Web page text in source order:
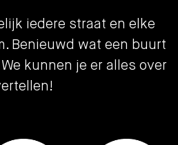
67
230
iedere straat en elke
Benieuwd wat een buurt
kunnen je er alles over